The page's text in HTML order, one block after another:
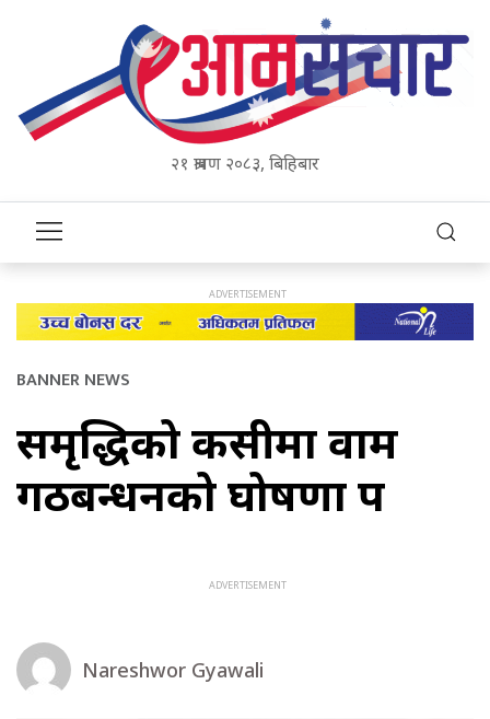
२१ श्रावण २०८३, बिहिबार
BANNER NEWS
समृद्धिको कसीमा वाम
गठबन्धनको घोषणा पत्र
Nareshwor Gyawali